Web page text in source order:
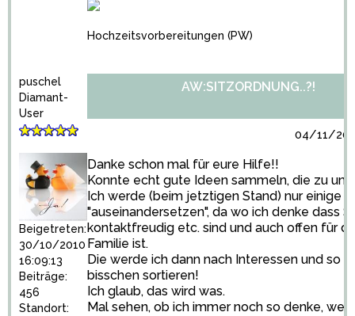
Hochzeitsvorbereitungen (PW)
puschel
Diamant-
User
Beigetreten:
30/10/2010
16:09:13
Beiträge:
456
Standort:
AW:SITZORDNUNG..?!
04/11/
Danke schon mal für eure Hilfe!!
Konnte echt gute Ideen sammeln, die zu uns
Ich werde (beim jetztigen Stand) nur einige
"auseinandersetzen", da wo ich denke dass
kontaktfreudig etc. sind und auch offen für
Familie ist.
Die werde ich dann nach Interessen und so
bisschen sortieren!
Ich glaub, das wird was.
Mal sehen, ob ich immer noch so denke,